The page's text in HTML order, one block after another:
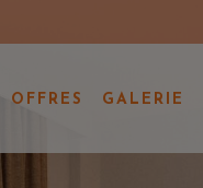
OFFRES GALERIE